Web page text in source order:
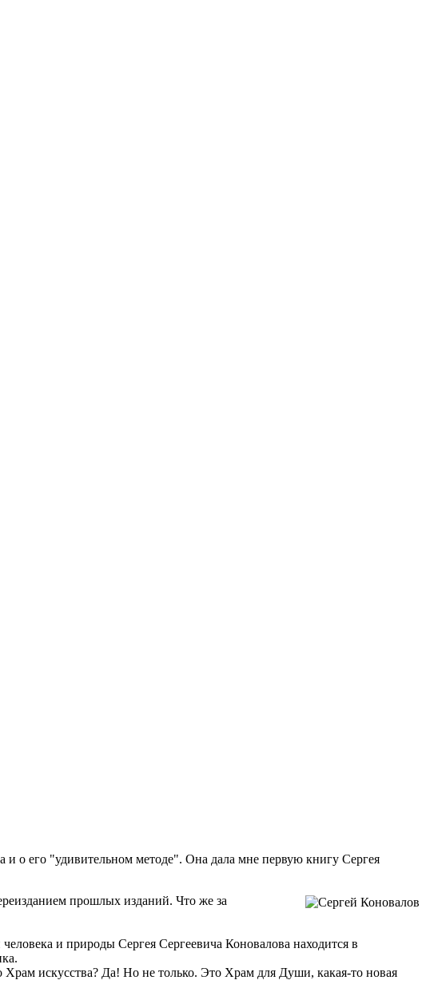
и о его "удивительном методе". Она дала мне первую книгу Сергея
прошлых изданий. Что же за
и природы Сергея Сергеевича Коновалова находится в
искусства? Да! Но не только. Это Храм для Души, какая-то новая